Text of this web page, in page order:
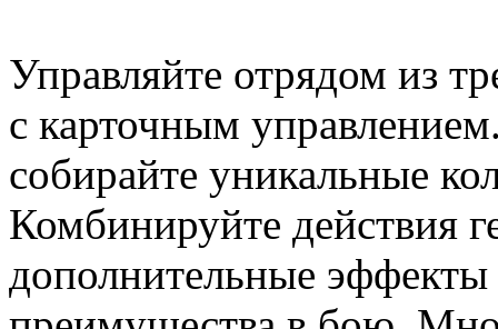
Управляйте отрядом из
с карточным
собирайте уникальные
Комбинируйте действия
дополнительные